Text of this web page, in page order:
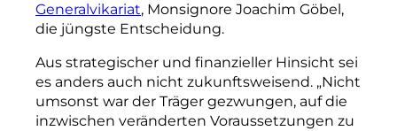
Generalvikariat, Monsignore Joachim Göbel,
die jüngste Entscheidung.
Aus strategischer und finanzieller Hinsicht sei
es anders auch nicht zukunftsweisend. „Nicht
umsonst war der Träger gezwungen, auf die
inzwischen veränderten Voraussetzungen zu